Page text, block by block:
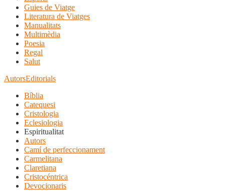
Guies de Viatge
Literatura de Viatges
Manualitats
Multimèdia
Poesia
Regal
Salut
AutorsEditorials
Bíblia
Catequesi
Cristologia
Eclesiologia
Espiritualitat
Autors
Camí de perfeccionament
Carmelitana
Claretiana
Cristocéntrica
Devocionaris